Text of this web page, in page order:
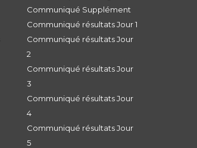
Communiqué Supplément
Communiqué résultats Jour 1
Communiqué résultats Jour
2
Communiqué résultats Jour
3
Communiqué résultats Jour
4
Communiqué résultats Jour
5